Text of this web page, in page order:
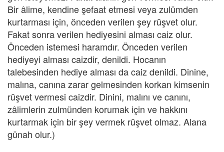
Bir âlime, kendine şefaat etmesi veya zulümden
kurtarması için, önceden verilen şey rüşvet olur.
Fakat sonra verilen hediyesini alması caiz olur.
Önceden istemesi haramdır. Önceden verilen
hediyeyi alması caizdir, denildi. Hocanın
talebesinden hediye alması da caiz denildi. Dinine,
malına, canına zarar gelmesinden korkan kimsenin
rüşvet vermesi caizdir. Dinini, malını ve canını,
zâlimlerin zulmünden korumak için ve hakkını
kurtarmak için bir şey vermek rüşvet olmaz. Alana
günah olur.)